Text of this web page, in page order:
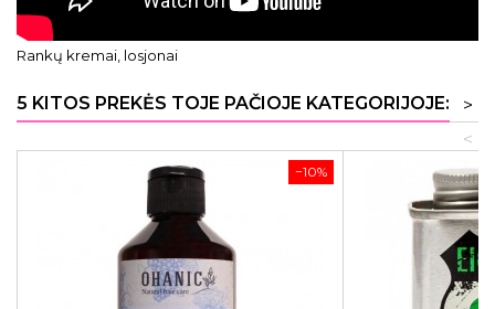
Rankų kremai, losjonai
5 KITOS PREKĖS TOJE PAČIOJE KATEGORIJOJE:
>
<
−10%